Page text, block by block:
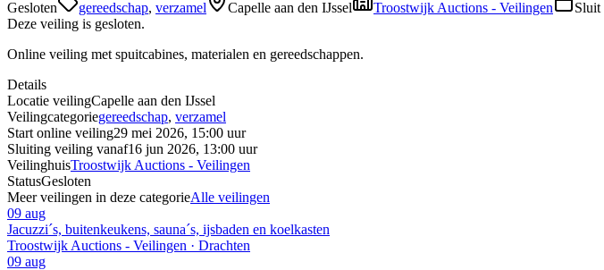
Gesloten gereedschap, verzamel Capelle aan den IJssel Troostwijk Auctions - Veilingen Sluit
Deze veiling is gesloten.
Online veiling met spuitcabines, materialen en gereedschappen.
Details
Locatie veilingCapelle aan den IJssel
Veilingcategoriegereedschap, verzamel
Start online veiling29 mei 2026, 15:00 uur
Sluiting veiling vanaf16 jun 2026, 13:00 uur
VeilinghuisTroostwijk Auctions - Veilingen
StatusGesloten
Meer veilingen in deze categorieAlle veilingen
09 aug
Jacuzzi´s, buitenkeukens, sauna´s, ijsbaden en koelkasten
Troostwijk Auctions - Veilingen · Drachten
09 aug